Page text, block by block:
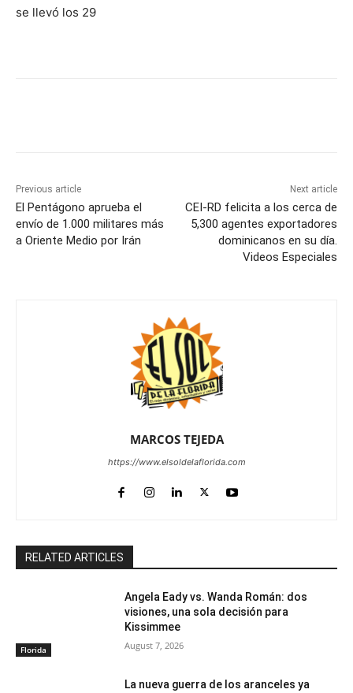
se llevó los 29
Previous article
El Pentágono aprueba el
envío de 1.000 militares más
a Oriente Medio por Irán
Next article
CEI-RD felicita a los cerca de
5,300 agentes exportadores
dominicanos en su día.
Videos Especiales
MARCOS TEJEDA
https://www.elsoldelaflorida.com
RELATED ARTICLES
Florida
Angela Eady vs. Wanda Román: dos
visiones, una sola decisión para
Kissimmee
August 7, 2026
La nueva guerra de los aranceles ya